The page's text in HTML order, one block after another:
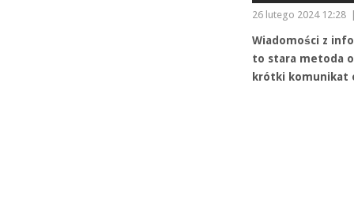
26 lutego 2024 12:28
Wiadomości z
to stara metoda
krótki komunikat